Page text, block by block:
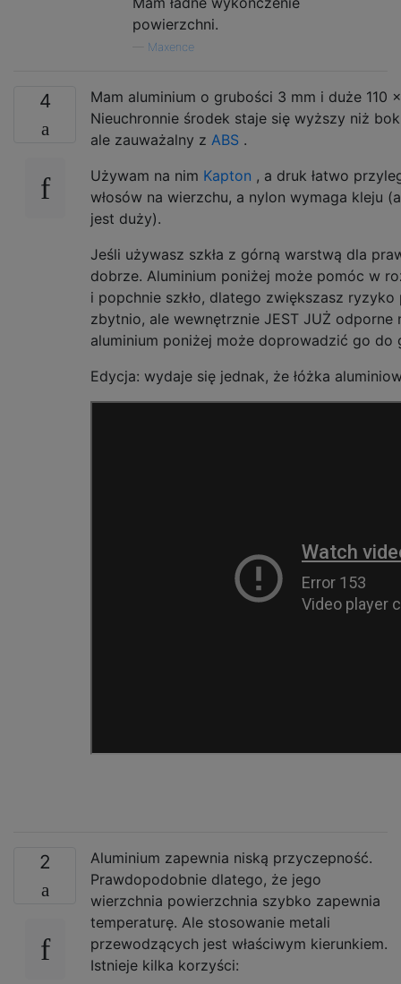
powierzchni.
Maxence
4
Mam aluminium o grubości 3 mm i duże 110
Nieuchronnie środek staje się wyższy niż
ale zauważalny z ABS .
Używam na nim Kapton , a druk łatwo
włosów na wierzchu, a nylon wymaga kleju
jest duży).
Jeśli używasz szkła z górną warstwą dla
dobrze. Aluminium poniżej może pomóc w
i popchnie szkło, dlatego zwiększasz ryzyko
zbytnio, ale wewnętrznie JEST JUŻ
aluminium poniżej może doprowadzić go do
Edycja: wydaje się jednak, że łóżka
2
Aluminium zapewnia niską przyczepność.
Prawdopodobnie dlatego, że jego
wierzchnia powierzchnia szybko zapewnia
temperaturę. Ale stosowanie metali
przewodzących jest właściwym kierunkiem.
Istnieje kilka korzyści: